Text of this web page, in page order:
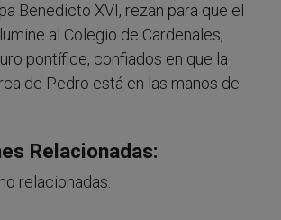
Benedicto XVI, rezan para que el
al Colegio de Cardenales,
pontífice, confiados en que la
de Pedro está en las manos de
Relacionadas:
relacionadas.